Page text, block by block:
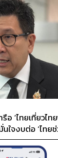
รือ ‘ไทยเที่ยวไ
ใจงบต่อ ‘ไทย